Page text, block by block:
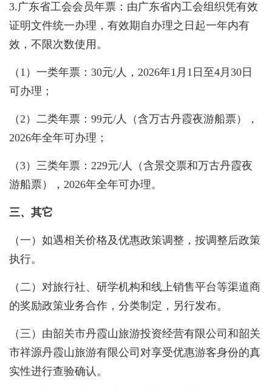
3.广东省工会会员年票：由广东省内工会组织凭有效
证明文件统一办理，有效期自办理之日起一年内有
效，不限次数使用。
（1）一类年票：30元/人，2026年1月1日至4月30日
可办理；
（2）二类年票：99元/人（含万古丹霞夜游船票），
2026年全年可办理；
（3）三类年票：229元/人（含景交票和万古丹霞夜
游船票），2026年全年可办理。
三、其它
（一）如遇相关价格及优惠政策调整，按调整后政策
执行。
（二）对旅行社、研学机构和线上销售平台等渠道商
的奖励政策业务合作，分类制定，另行发布。
（三）由韶关市丹霞山旅游投资经营有限公司和韶关
市祥源丹霞山旅游有限公司对享受优惠游客身份的真
实性进行查验确认。